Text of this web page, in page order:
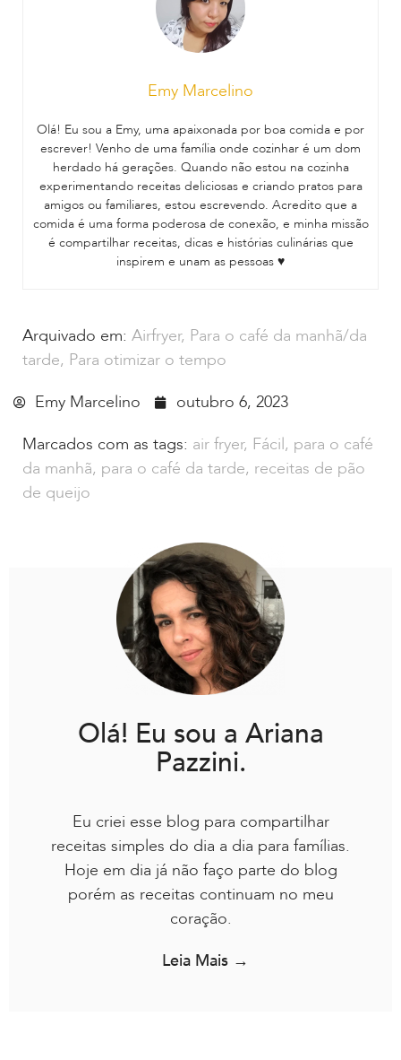
Emy Marcelino
Olá! Eu sou a Emy, uma apaixonada por boa comida e por
escrever! Venho de uma família onde cozinhar é um dom
herdado há gerações. Quando não estou na cozinha
experimentando receitas deliciosas e criando pratos para
amigos ou familiares, estou escrevendo. Acredito que a
comida é uma forma poderosa de conexão, e minha missão
é compartilhar receitas, dicas e histórias culinárias que
inspirem e unam as pessoas ♥
Arquivado em: Airfryer, Para o café da manhã/da
tarde, Para otimizar o tempo
Emy Marcelino
outubro 6, 2023
Marcados com as tags: air fryer, Fácil, para o café
da manhã, para o café da tarde, receitas de pão
de queijo
Olá! Eu sou a Ariana
Pazzini.
Eu criei esse blog para compartilhar
receitas simples do dia a dia para famílias.
Hoje em dia já não faço parte do blog
porém as receitas continuam no meu
coração.
Leia Mais →